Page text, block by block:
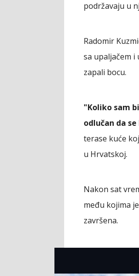
podržavaju u
Radomir
sa upaljačem
zapali bocu.
"Koliko sam
odlučan da
terase kuće
u Hrvatskoj.
Nakon sat
među kojima
završena.